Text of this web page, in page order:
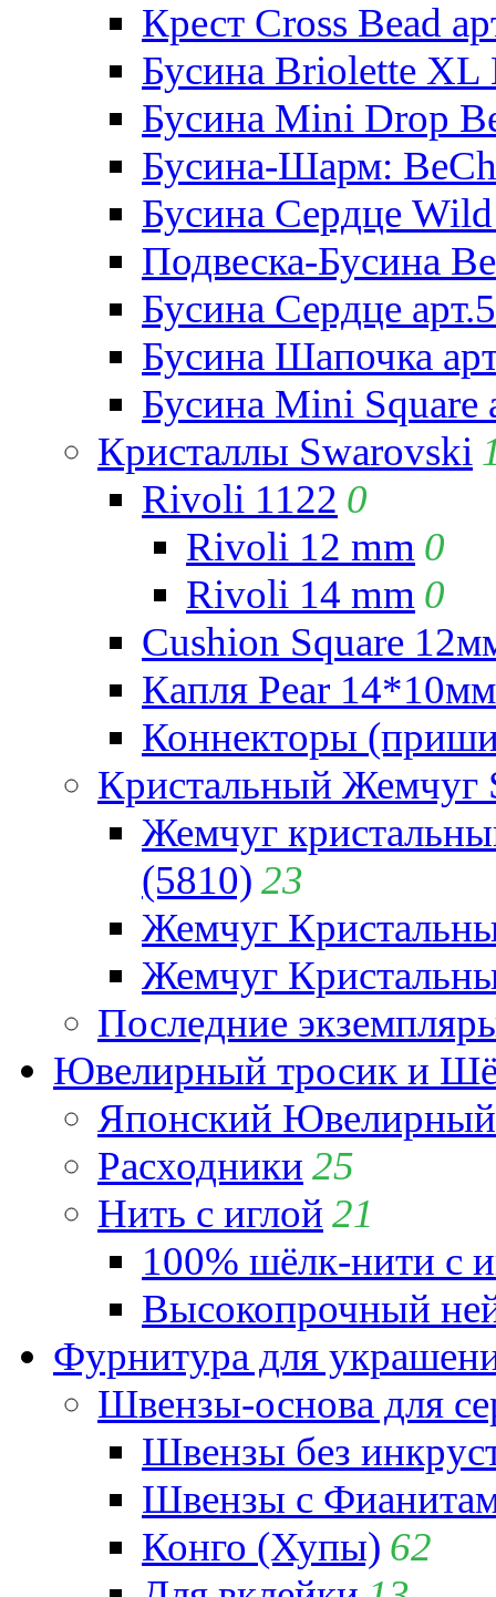
Крест Cross Bead
Бусина Briolette XL
Бусина Mini Drop
Бусина-Шарм:
Бусина Сердце
Подвеска-Бусина
Бусина Сердце
Бусина Шапочка
Бусина Mini Square
Кристаллы Swarovski
Rivoli 1122 0
Rivoli 12 mm 0
Rivoli 14 mm 0
Cushion Square
Капля Pear
Коннекторы
Кристальный Жемчуг
Жемчуг
(5810) 23
Жемчуг
Жемчуг
Последние
Ювелирный тросик и
Японский
Расходники 25
Нить с иглой 21
100% шёлк-нити с
Высокопрочный
Фурнитура для
Швензы-основа для
Швензы без
Швензы с
Конго (Хупы) 62